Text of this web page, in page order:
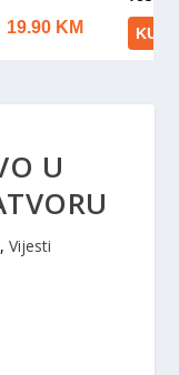
U
, Vijesti